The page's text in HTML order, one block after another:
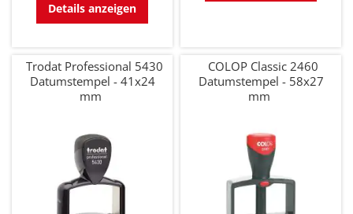
Details anzeigen
Trodat Professional 5430
Datumstempel - 41x24
mm
COLOP Classic 2460
Datumstempel - 58x27
mm